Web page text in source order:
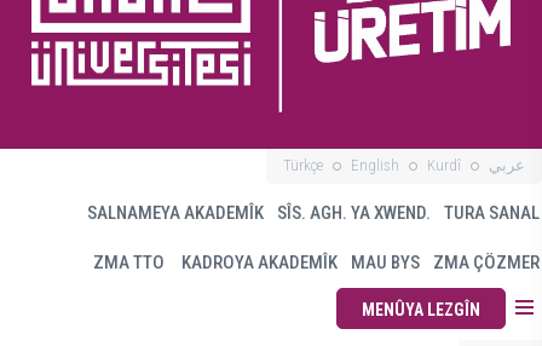
Türkçe English Kurdî عربي
SALNAMEYA AKADEMÎK SÎS. AGH. YA XWEND. TURA SANAL
ZMA TTO KADROYA AKADEMÎK MAU BYS ZMA ÇÖZMER
MENÛYA LEZGÎN